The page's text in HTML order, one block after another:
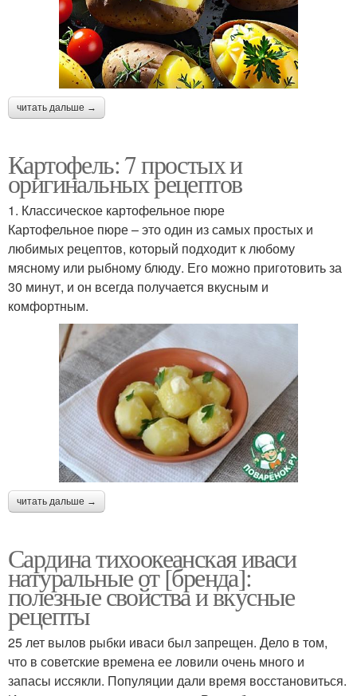
читать дальше →
Картофель: 7 простых и
оригинальных рецептов
1. Классическое картофельное пюре
Картофельное пюре – это один из самых простых и
любимых рецептов, который подходит к любому
мясному или рыбному блюду. Его можно приготовить за
30 минут, и он всегда получается вкусным и
комфортным.
читать дальше →
Сардина тихоокеанская иваси
натуральные от [бренда]:
полезные свойства и вкусные
рецепты
25 лет вылов рыбки иваси был запрещен. Дело в том,
что в советские времена ее ловили очень много и
запасы иссякли. Популяции дали время восстановиться.